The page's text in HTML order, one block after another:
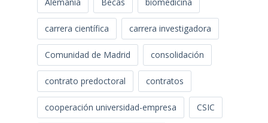
carrera científica carrera investigadora
Comunidad de Madrid consolidación
contrato predoctoral contratos
cooperación universidad-empresa CSIC